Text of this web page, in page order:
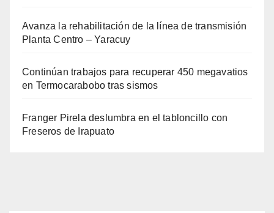
Avanza la rehabilitación de la línea de transmisión
Planta Centro – Yaracuy
Continúan trabajos para recuperar 450 megavatios
en Termocarabobo tras sismos
Franger Pirela deslumbra en el tabloncillo con
Freseros de Irapuato